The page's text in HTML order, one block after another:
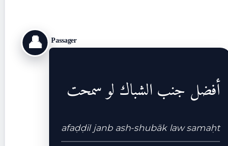
👤 Passager
أفضل جنب الشباك لو سمحت
afaḍḍil janb ash-shubāk law samaḥt